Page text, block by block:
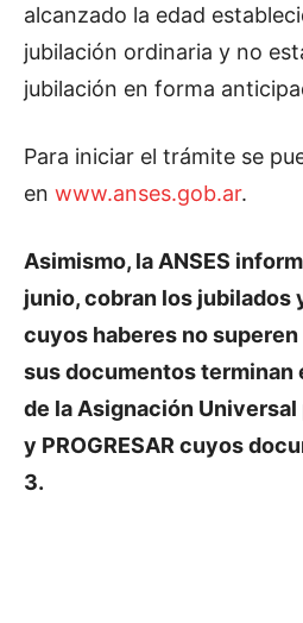
alcanzado la edad
jubilación ordinaria y no
jubilación en forma
Para iniciar el trámite se
en www.anses.gob.ar.
Asimismo, la ANSES
junio, cobran los jubilados
cuyos haberes no
sus documentos terminan
de la Asignación Universal
y PROGRESAR cuyos
3.